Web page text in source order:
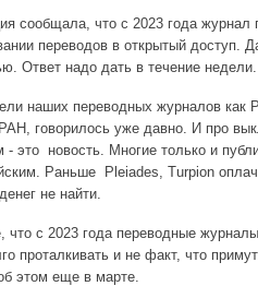
сообщала, что c 2023 года журнал
переводов в открытый доступ.
Ответ надо дать в течение недели.
наших переводных журналов как
говорилось уже давно. И про
- это новость. Многие только и
Раньше Pleiades, Turpion
не найти.
что с 2023 года переводные
проталкивать и не факт, что
этом еще в марте.